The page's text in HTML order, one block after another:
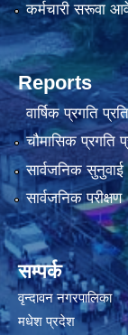
कर्मचारी सरूवा
Reports
वार्षिक प्रगति
चौमासिक प्रगति
सार्वजनिक सुनुवाई
सार्वजनिक परीक्षण
सम्पर्क
वृन्दावन नगरपालिका
मधेश प्रदेश